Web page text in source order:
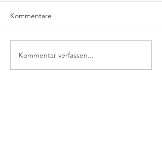
Kommentare
Kommentar verfassen...